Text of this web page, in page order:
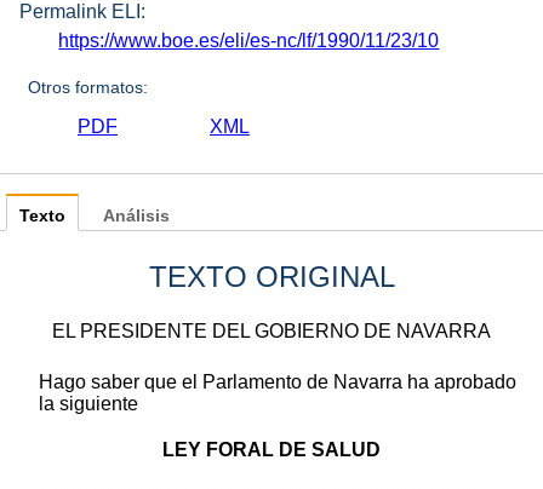
Permalink ELI:
https://www.boe.es/eli/es-nc/lf/1990/11/23/10
Otros formatos:
PDF XML
Texto
TEXTO ORIGINAL
EL PRESIDENTE DEL GOBIERNO DE NAVARRA
Hago saber que el Parlamento de Navarra ha aprobado
la siguiente
LEY FORAL DE SALUD
Análisis